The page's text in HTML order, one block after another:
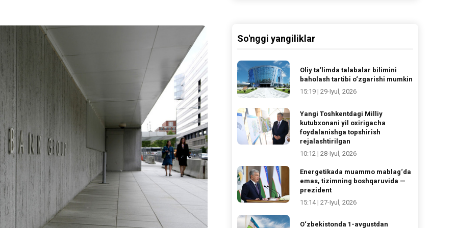
So'nggi yangiliklar
Oliy ta’limda talabalar bilimini
baholash tartibi o‘zgarishi mumkin
15:19 | 29-Iyul, 2026
Yangi Toshkentdagi Milliy
kutubxonani yil oxirigacha
foydalanishga topshirish
rejalashtirilgan
10:12 | 28-Iyul, 2026
Energetikada muammo mablag‘da
emas, tizimning boshqaruvida —
prezident
15:14 | 27-Iyul, 2026
O‘zbekistonda 1-avgustdan